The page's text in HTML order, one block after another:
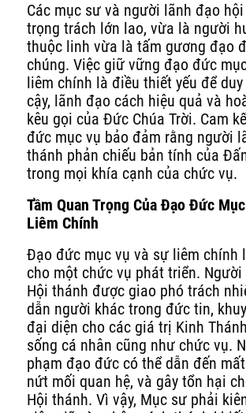
Các mục sư và người lãnh đạo
trọng trách lớn lao, vừa là người
thuộc linh vừa là tấm gương đạo
chúng. Việc giữ vững đạo đức
liêm chính là điều thiết yếu để
cậy, lãnh đạo cách hiệu quả và
kêu gọi của Đức Chúa Trời. Cam
đức mục vụ bảo đảm rằng người
thánh phản chiếu bản tính của
trong mọi khía cạnh của chức vụ.
Tầm Quan Trọng Của Đạo Đức
Liêm Chính
Đạo đức mục vụ và sự liêm chính
cho một chức vụ phát triển.
Hội thánh được giao phó trách
dẫn người khác trong đức tin,
đại diện cho các giá trị Kinh
sống cá nhân cũng như chức vụ.
phạm đạo đức có thể dẫn đến
nứt mối quan hệ, và gây tổn hại
Hội thánh. Vì vậy, Mục sư phải